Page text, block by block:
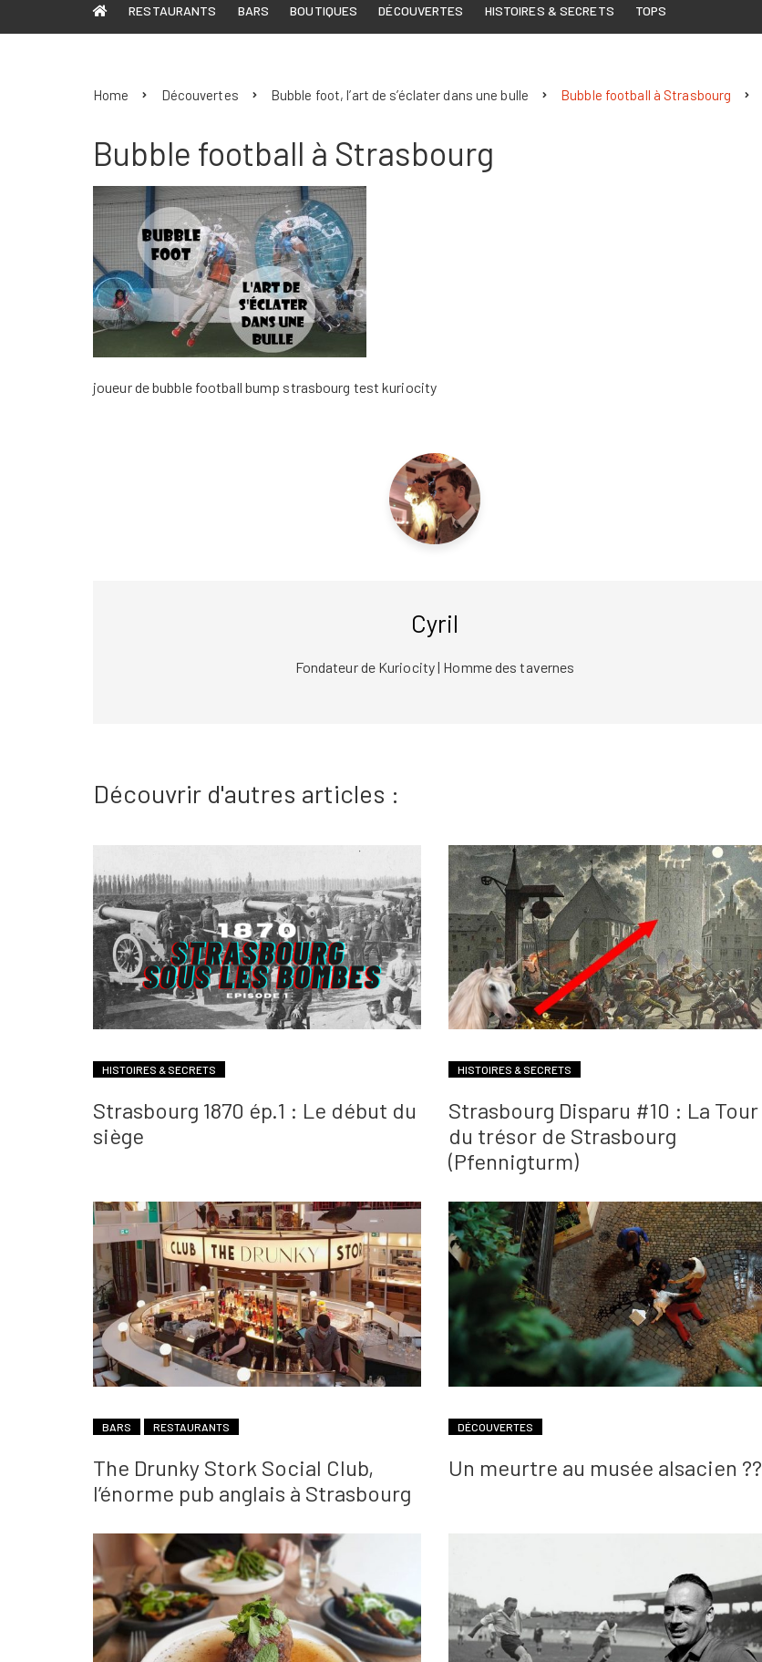
RESTAURANTS BARS BOUTIQUES DÉCOUVERTES HISTOIRES & SECRETS TOPS
Home Découvertes Bubble foot, l’art de s’éclater dans une bulle Bubble football à Strasbourg
Bubble football à Strasbourg
joueur de bubble football bump strasbourg test kuriocity
Cyril
Fondateur de Kuriocity | Homme des tavernes
Découvrir d'autres articles :
HISTOIRES & SECRETS
Strasbourg 1870 ép.1 : Le début du
siège
HISTOIRES & SECRETS
Strasbourg Disparu #10 : La Tour
du trésor de Strasbourg
(Pfennigturm)
BARS RESTAURANTS
The Drunky Stork Social Club,
l’énorme pub anglais à Strasbourg
DÉCOUVERTES
Un meurtre au musée alsacien ??